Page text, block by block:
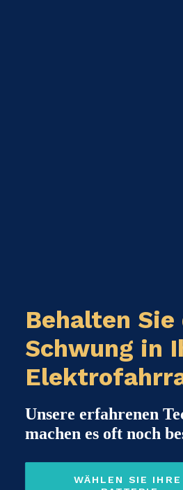
Behalten Sie
Schwung in
Unsere erfahrenen
machen es oft noch
WÄHLEN SIE IHRE